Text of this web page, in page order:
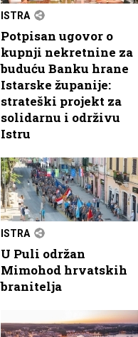
ISTRA
Potpisan ugovor o
kupnji nekretnine za
buduću Banku hrane
Istarske županije:
strateški projekt za
solidarnu i održivu
Istru
ISTRA
U Puli održan
Mimohod hrvatskih
branitelja